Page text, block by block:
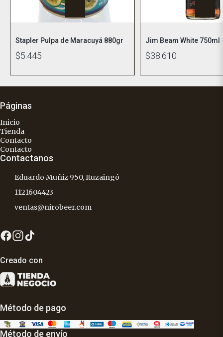
Stapler Pulpa de Maracuyá 880gr
$5.445
Jim Beam White 750ml
$38.610
Páginas
Inicio
Tienda
Contacto
Contacto
Contactanos
Eduardo Muñiz 950, Ituzaingó
1121604423
ventas@nirobeer.com
Creado con
Método de pago
Método de envío